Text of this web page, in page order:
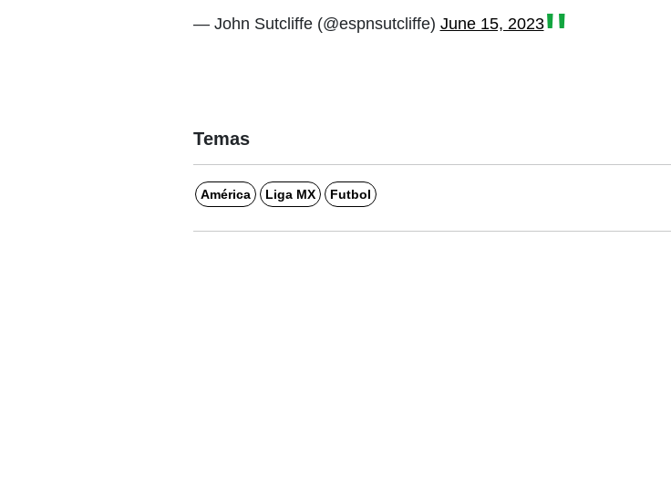
— John Sutcliffe (@espnsutcliffe) June 15, 2023
Temas
América Liga MX Futbol